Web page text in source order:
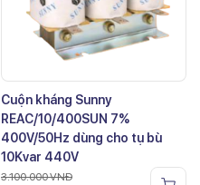
Cuộn kháng Sunny
REAC/10/400SUN 7%
400V/50Hz dùng cho tụ bù
10Kvar 440V
3.100.000VNĐ